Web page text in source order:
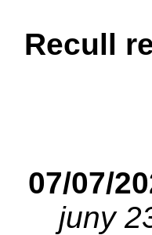
Recull
07/07/
juny